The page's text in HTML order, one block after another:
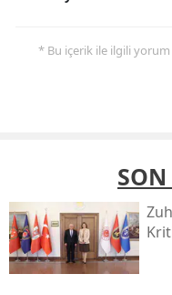
* Bu içerik ile ilgili yorum